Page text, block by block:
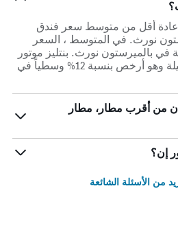
عادة أقل من متوسط ​​سعر فندق
نورث. في المتوسط ، السعر
﷼ في الليلة في بالميرستون نورث. بنتليز موتور
إن سيعطيك 326 ﷼ في الليلة وهو أرخص بنسبة 12% وسطياً في
من أقرب مطار، مطار
إن؟
من الأسئلة الشائعة